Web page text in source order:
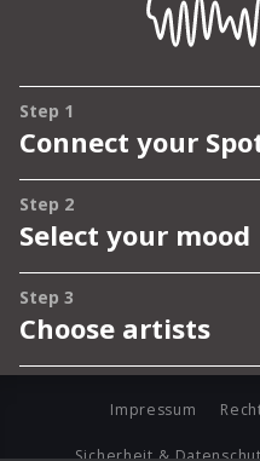
Impressum
Sicherheit &